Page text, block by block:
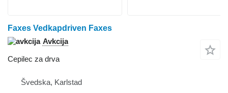
Faxes Vedkapdriven Faxes
Avkcija
Cepilec za drva
Švedska, Karlstad